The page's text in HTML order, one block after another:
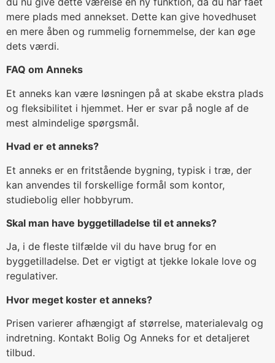
mere plads med annekset. Dette kan give hovedhuset
en mere åben og rummelig fornemmelse, der kan øge
dets værdi.
FAQ om Anneks
Et anneks kan være løsningen på at skabe ekstra plads
og fleksibilitet i hjemmet. Her er svar på nogle af de
mest almindelige spørgsmål.
Hvad er et anneks?
Et anneks er en fritstående bygning, typisk i træ, der
kan anvendes til forskellige formål som kontor,
studiebolig eller hobbyrum.
Skal man have byggetilladelse til et anneks?
Ja, i de fleste tilfælde vil du have brug for en
byggetilladelse. Det er vigtigt at tjekke lokale love og
regulativer.
Hvor meget koster et anneks?
Prisen varierer afhængigt af størrelse, materialevalg og
indretning. Kontakt Bolig Og Anneks for et detaljeret
tilbud.